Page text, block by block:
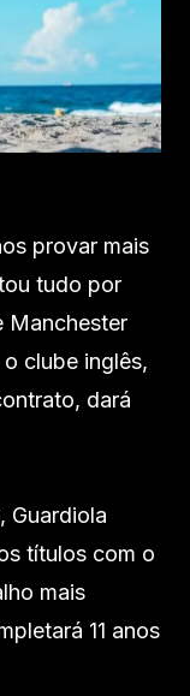
provar mais
tudo por
Manchester
clube inglês,
dará
Guardiola
títulos com o
mais
11 anos